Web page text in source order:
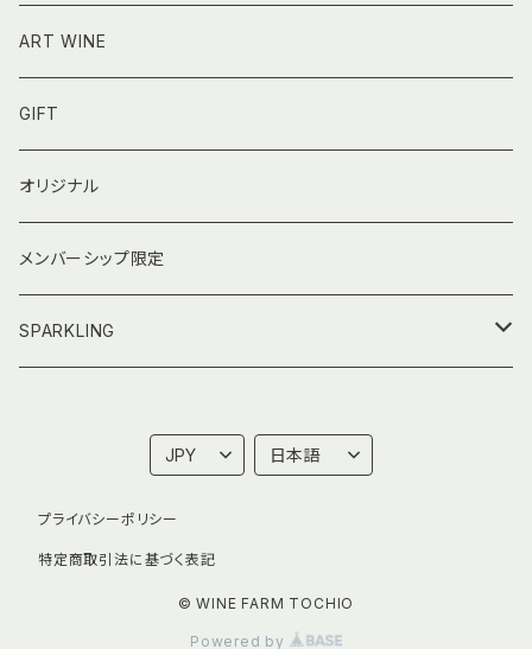
750㎖｜フルボトル
ART WINE
GIFT
オリジナル
メンバーシップ限定
SPARKLING
T100 Kerner 2024 Sparkling
プライバシーポリシー
特定商取引法に基づく表記
© WINE FARM TOCHIO
Powered by